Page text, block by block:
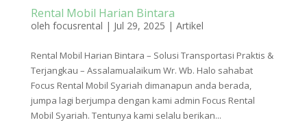
Rental Mobil Harian Bintara
oleh focusrental | Jul 29, 2025 | Artikel
Rental Mobil Harian Bintara – Solusi Transportasi Praktis &
Terjangkau – Assalamualaikum Wr. Wb. Halo sahabat
Focus Rental Mobil Syariah dimanapun anda berada,
jumpa lagi berjumpa dengan kami admin Focus Rental
Mobil Syariah. Tentunya kami selalu berikan...